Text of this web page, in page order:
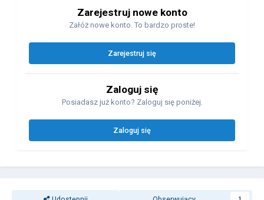
Zarejestruj nowe konto
Załóż nowe konto. To bardzo proste!
Zarejestruj się
Zaloguj się
Posiadasz już konto? Zaloguj się poniżej.
Zaloguj się